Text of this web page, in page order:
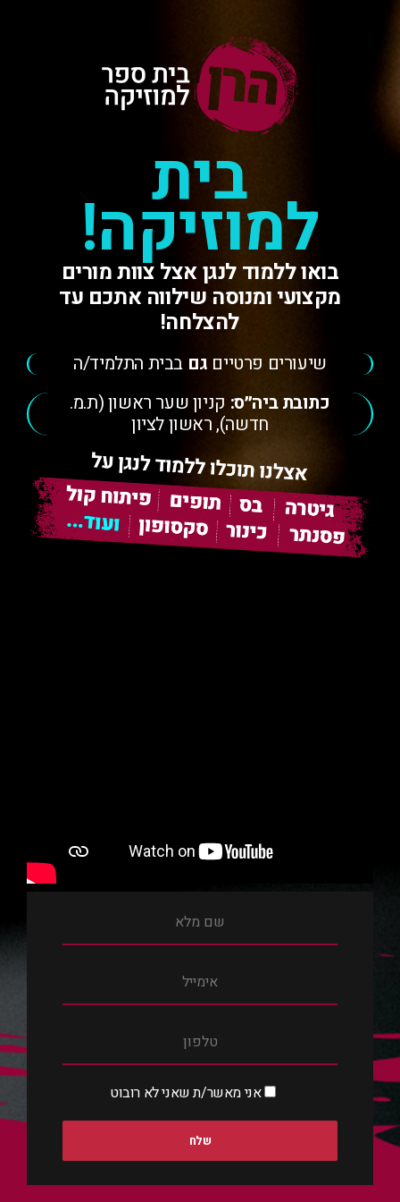
בית
למוזיקה!
בואו ללמוד לנגן אצל צוות מורים
מקצועי ומנוסה שילווה אתכם עד
להצלחה!
שיעורים פרטיים גם בבית התלמיד/ה
כתובת ביה״ס: קניון שער ראשון (ת.מ.
חדשה), ראשון לציון
אני מאשר/ת שאני לא רובוט